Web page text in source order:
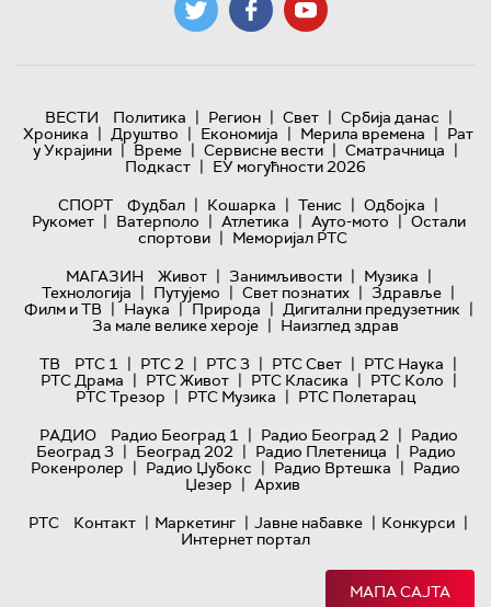
ВЕСТИ Политика | Регион | Свет | Србија данас |
Хроника | Друштво | Економија | Мерила времена | Рат
у Украјини | Време | Сервисне вести | Сматрачница |
Подкаст | ЕУ могућности 2026
СПОРТ
Фудбал | Кошарка | Тенис | Одбојка |
Рукомет | Ватерполо | Атлетика | Ауто-мото | Остали
спортови | Меморијал РТС
МАГАЗИН
Живот | Занимљивости | Музика |
Технологијa | Путујемо | Свет познатих | Здравље |
Филм и ТВ | Наука | Природа | Дигитални предузетник |
За мале велике хероје | Наизглед здрав
ТВ
РТС 1 | РТС 2 | РТС 3 | РТС Свет | РТС Наука |
РТС Драма | РТС Живот | РТС Класика | РТС Коло |
РТС Трезор | РТС Музика | РТС Полетарац
РАДИО
Радио Београд 1 | Радио Београд 2 | Радио
Београд 3 | Београд 202 | Радио Плетеница | Радио
Рокенролер | Радио Џубокс | Радио Вртешка | Радио
Џезер | Архив
РТС
Контакт | Маркетинг | Јавне набавке | Конкурси |
Интернет портал
МАПА САЈТА